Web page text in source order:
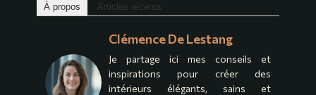
À propos Articles récents
Clémence De Lestang
Je partage ici mes conseils et
inspirations pour créer des
intérieurs élégants, sains et